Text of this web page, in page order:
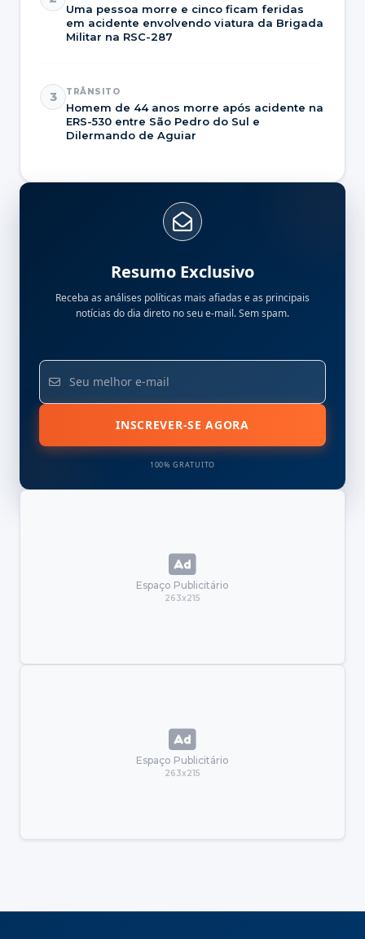
Uma pessoa morre e cinco ficam feridas
em acidente envolvendo viatura da Brigada
Militar na RSC-287
3 TRÂNSITO
Homem de 44 anos morre após acidente na
ERS-530 entre São Pedro do Sul e
Dilermando de Aguiar
Resumo Exclusivo
Receba as análises políticas mais afiadas e as principais
notícias do dia direto no seu e-mail. Sem spam.
INSCREVER-SE AGORA
100% GRATUITO
Espaço Publicitário
263x215
Espaço Publicitário
263x215